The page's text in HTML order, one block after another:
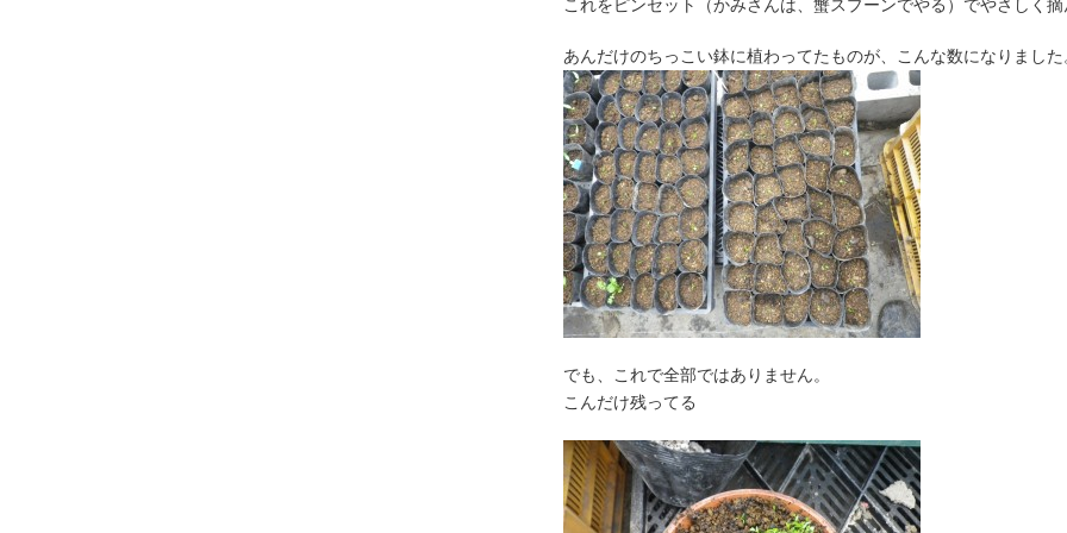
これをピンセット（かみさんは、蟹スプーンでやる）でやさしく摘
あんだけのちっこい鉢に植わってたものが、こんな数になりました
でも、これで全部ではありません。
こんだけ残ってる